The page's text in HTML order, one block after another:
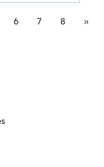
(current)
6 7 8 »